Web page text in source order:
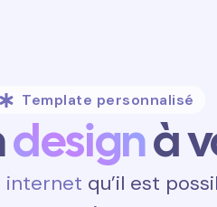
Template personnalisé
designà
internet qu’il est